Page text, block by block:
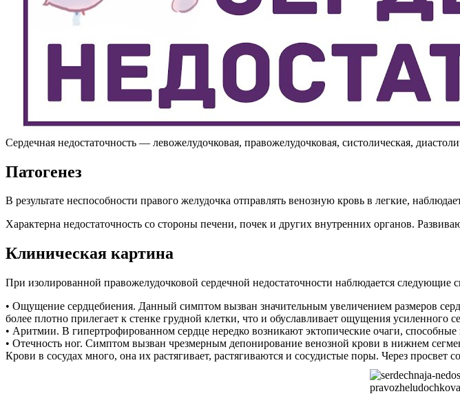
Сердечная недостаточность — левожелудочковая, правожелудочковая, систолическая,
Патогенез
В результате неспособности правого желудочка отправлять венозную кровь в легкие,
Характерна недостаточность со стороны печени, почек и других внутренних органов.
Клиническая картина
При изолированной правожелудочковой сердечной недостаточности наблюдается следующие
• Ощущение сердцебиения. Данный симптом вызван значительным увеличением размеров
более плотно прилегает к стенке грудной клетки, что и обуславливает ощущения усиленного
• Аритмии. В гипертрофированном сердце нередко возникают эктопические очаги,
• Отечность ног. Симптом вызван чрезмерным депонирование венозной крови в нижнем
Крови в сосудах много, она их растягивает, растягиваются и сосудистые поры. Через